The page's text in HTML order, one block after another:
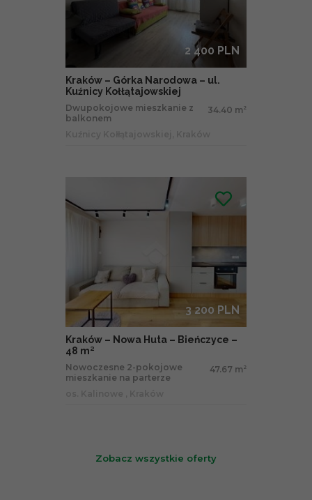
2 400 PLN
Kraków – Górka Narodowa – ul.
Kuźnicy Kołłątajowskiej
Dwupokojowe mieszkanie z
balkonem
34.40 m 2
3 200 PLN
Kraków – Nowa Huta – Bieńczyce –
48 m²
Nowoczesne 2-pokojowe
mieszkanie na parterze
47.67 m 2
Zobacz wszystkie oferty